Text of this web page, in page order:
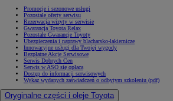
Promocje i sezonowe usługi
Pozostałe oferty serwisu
Rezerwacja wizyty w serwisie
Gwarancja Toyota Relax
Pozostałe Gwarancje Toyoty
Ubezpieczenia i naprawy blacharsko-lakiernicze
Innowacyjne usługi dla Twojej wygody
Bezpłatne Akcje Serwisowe
Serwis Dobrych Cen
Serwis w ASO się opłaca
Dostęp do informacji serwisowych
Wykaz wydanych zaświadczeń o odbytym szkoleniu (pdf)
Oryginalne części i oleje Toyota